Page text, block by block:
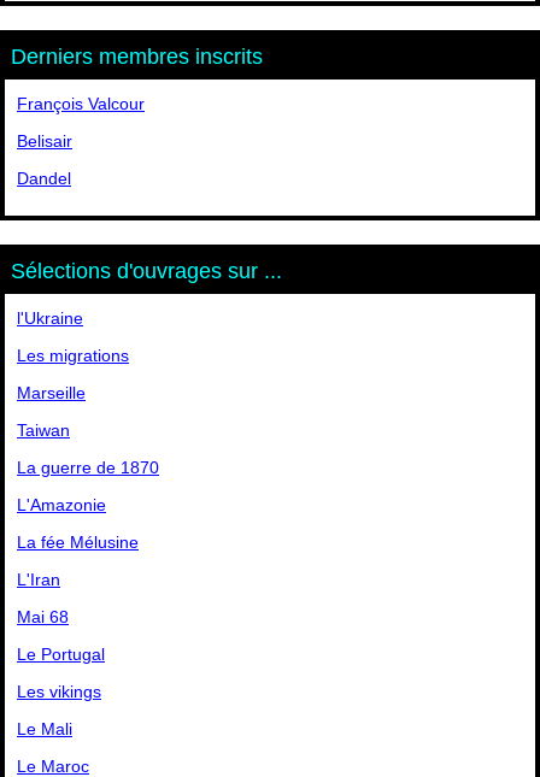
Derniers membres inscrits
François Valcour
Belisair
Dandel
Sélections d'ouvrages sur ...
l'Ukraine
Les migrations
Marseille
Taiwan
La guerre de 1870
L'Amazonie
La fée Mélusine
L'Iran
Mai 68
Le Portugal
Les vikings
Le Mali
Le Maroc